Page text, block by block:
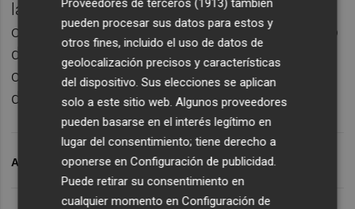
la compensación de créditos, de
obligaciones no suscritas durante el periodo
de suscripción preferente en los términos y
condiciones y en los importes que se
describen en el folleto.
ARCHIVADO EN NATRA OBLIGACIONES CONVERTIBLES
Proveedores de terceros (1913) también
pueden procesar sus datos para estos y
otros fines, incluido el uso de datos de
geolocalización precisos y características
del dispositivo. Sus elecciones se aplican
solo a este sitio web. Algunos proveedores
pueden basarse en el interés legítimo en
lugar del consentimiento; tiene derecho a
oponerse enConfiguración de publicidad.
Puede retirar su consentimiento en
cualquier momento enConfiguración de